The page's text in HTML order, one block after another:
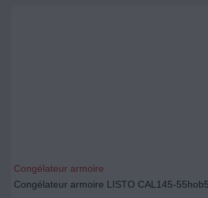
Congélateur armoire
Congélateur armoire LISTO CAL145-55hob5